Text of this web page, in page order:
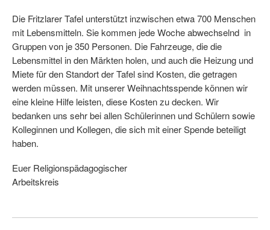
Die Fritzlarer Tafel unterstützt inzwischen etwa 700 Menschen
mit Lebensmitteln. Sie kommen jede Woche abwechselnd in
Gruppen von je 350 Personen. Die Fahrzeuge, die die
Lebensmittel in den Märkten holen, und auch die Heizung und
Miete für den Standort der Tafel sind Kosten, die getragen
werden müssen. Mit unserer Weihnachtsspende können wir
eine kleine Hilfe leisten, diese Kosten zu decken. Wir
bedanken uns sehr bei allen Schülerinnen und Schülern sowie
Kolleginnen und Kollegen, die sich mit einer Spende beteiligt
haben.
Euer Religionspädagogischer
Arbeitskreis